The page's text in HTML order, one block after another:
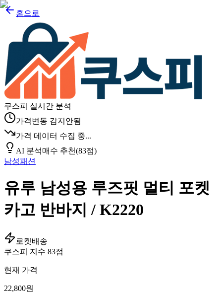
홈으로
쿠스피 실시간 분석
가격변동 감지안됨
가격 데이터 수집 중...
AI 분석매수 추천(83점)
남성패션
유루 남성용 루즈핏 멀티 포켓
카고 반바지 / K2220
로켓배송
쿠스피 지수 83점
현재 가격
22,800원